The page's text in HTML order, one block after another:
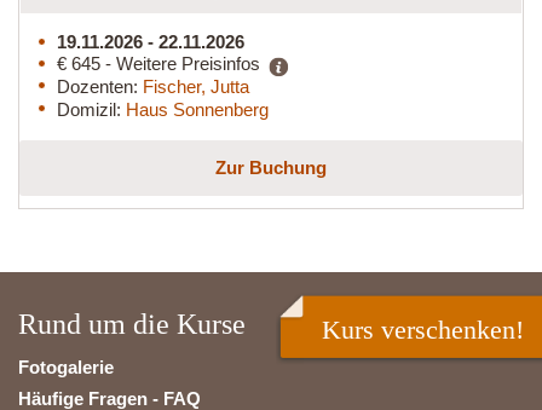
19.11.2026 - 22.11.2026
€ 645 - Weitere Preisinfos
Dozenten: Fischer, Jutta
Domizil: Haus Sonnenberg
Zur Buchung
Rund um die Kurse
Fotogalerie
Häufige Fragen - FAQ
Kurs verschenken!